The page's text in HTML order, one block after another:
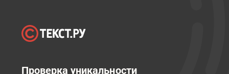
Проверка уникальности